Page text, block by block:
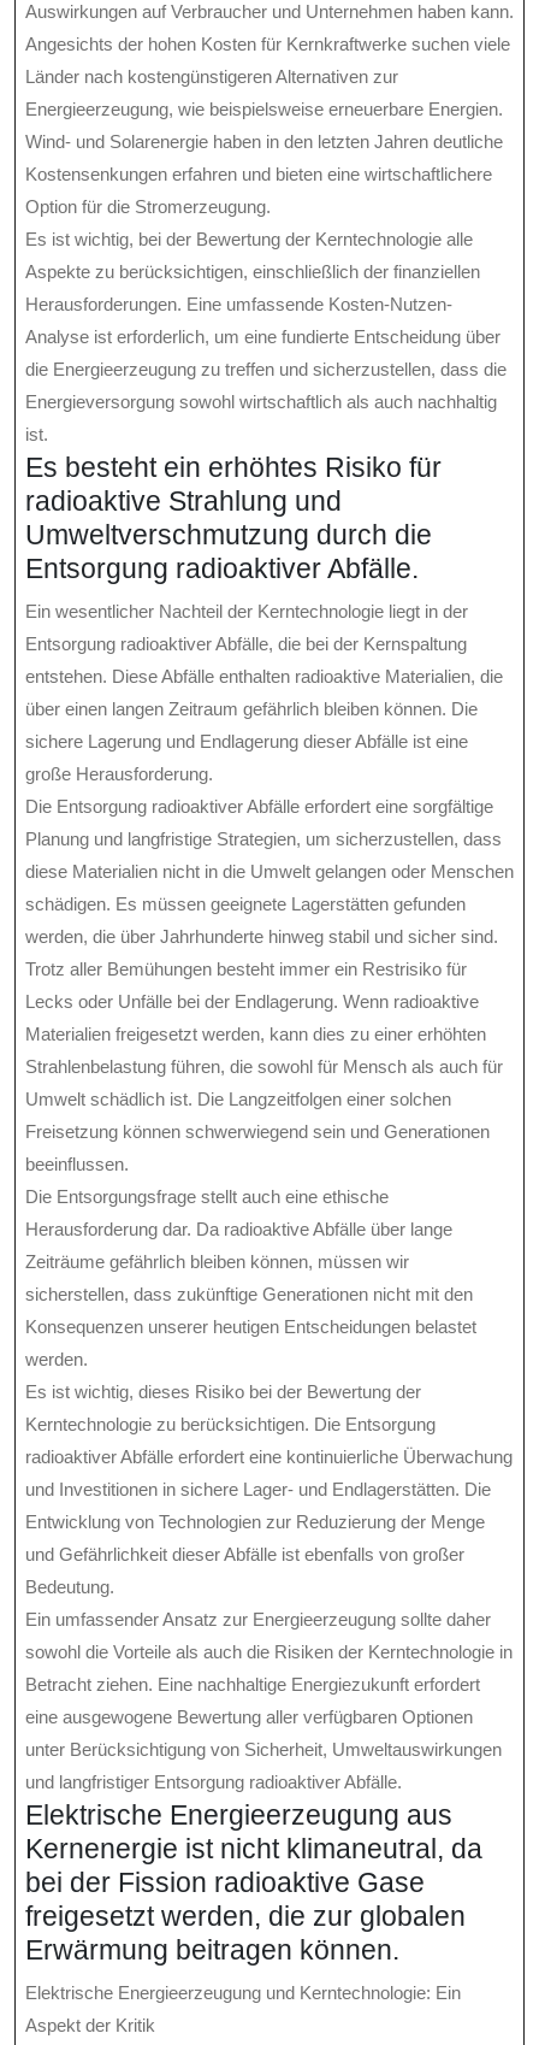
Auswirkungen auf Verbraucher und Unternehmen haben kann.
Angesichts der hohen Kosten für Kernkraftwerke suchen viele
Länder nach kostengünstigeren Alternativen zur
Energieerzeugung, wie beispielsweise erneuerbare Energien.
Wind- und Solarenergie haben in den letzten Jahren deutliche
Kostensenkungen erfahren und bieten eine wirtschaftlichere
Option für die Stromerzeugung.
Es ist wichtig, bei der Bewertung der Kerntechnologie alle
Aspekte zu berücksichtigen, einschließlich der finanziellen
Herausforderungen. Eine umfassende Kosten-Nutzen-
Analyse ist erforderlich, um eine fundierte Entscheidung über
die Energieerzeugung zu treffen und sicherzustellen, dass die
Energieversorgung sowohl wirtschaftlich als auch nachhaltig
ist.
Es besteht ein erhöhtes Risiko für
radioaktive Strahlung und
Umweltverschmutzung durch die
Entsorgung radioaktiver Abfälle.
Ein wesentlicher Nachteil der Kerntechnologie liegt in der
Entsorgung radioaktiver Abfälle, die bei der Kernspaltung
entstehen. Diese Abfälle enthalten radioaktive Materialien, die
über einen langen Zeitraum gefährlich bleiben können. Die
sichere Lagerung und Endlagerung dieser Abfälle ist eine
große Herausforderung.
Die Entsorgung radioaktiver Abfälle erfordert eine sorgfältige
Planung und langfristige Strategien, um sicherzustellen, dass
diese Materialien nicht in die Umwelt gelangen oder Menschen
schädigen. Es müssen geeignete Lagerstätten gefunden
werden, die über Jahrhunderte hinweg stabil und sicher sind.
Trotz aller Bemühungen besteht immer ein Restrisiko für
Lecks oder Unfälle bei der Endlagerung. Wenn radioaktive
Materialien freigesetzt werden, kann dies zu einer erhöhten
Strahlenbelastung führen, die sowohl für Mensch als auch für
Umwelt schädlich ist. Die Langzeitfolgen einer solchen
Freisetzung können schwerwiegend sein und Generationen
beeinflussen.
Die Entsorgungsfrage stellt auch eine ethische
Herausforderung dar. Da radioaktive Abfälle über lange
Zeiträume gefährlich bleiben können, müssen wir
sicherstellen, dass zukünftige Generationen nicht mit den
Konsequenzen unserer heutigen Entscheidungen belastet
werden.
Es ist wichtig, dieses Risiko bei der Bewertung der
Kerntechnologie zu berücksichtigen. Die Entsorgung
radioaktiver Abfälle erfordert eine kontinuierliche Überwachung
und Investitionen in sichere Lager- und Endlagerstätten. Die
Entwicklung von Technologien zur Reduzierung der Menge
und Gefährlichkeit dieser Abfälle ist ebenfalls von großer
Bedeutung.
Ein umfassender Ansatz zur Energieerzeugung sollte daher
sowohl die Vorteile als auch die Risiken der Kerntechnologie in
Betracht ziehen. Eine nachhaltige Energiezukunft erfordert
eine ausgewogene Bewertung aller verfügbaren Optionen
unter Berücksichtigung von Sicherheit, Umweltauswirkungen
und langfristiger Entsorgung radioaktiver Abfälle.
Elektrische Energieerzeugung aus
Kernenergie ist nicht klimaneutral, da
bei der Fission radioaktive Gase
freigesetzt werden, die zur globalen
Erwärmung beitragen können.
Elektrische Energieerzeugung und Kerntechnologie: Ein
Aspekt der Kritik